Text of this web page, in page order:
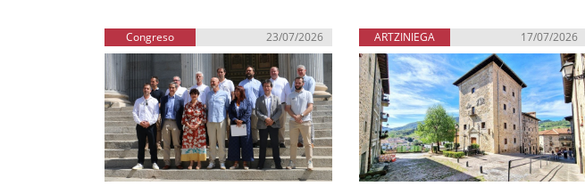
Congreso 23/07/2026 ARTZINIEGA 17/07/2026